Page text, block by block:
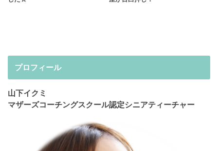
プロフィール
山下イクミ
マザーズコーチングスクール認定シニアティーチャー